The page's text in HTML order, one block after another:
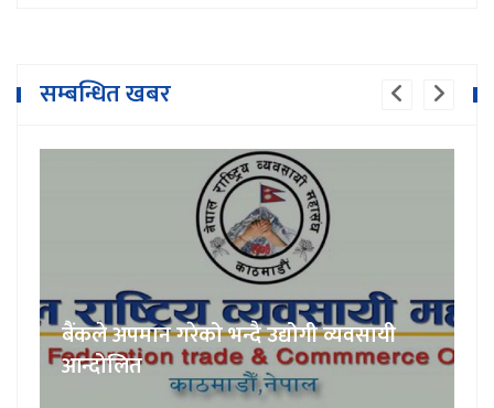
सम्बन्धित खबर
बैंकले अपमान गरेको भन्दै उद्योगी व्यवसायी
आन्दोलित